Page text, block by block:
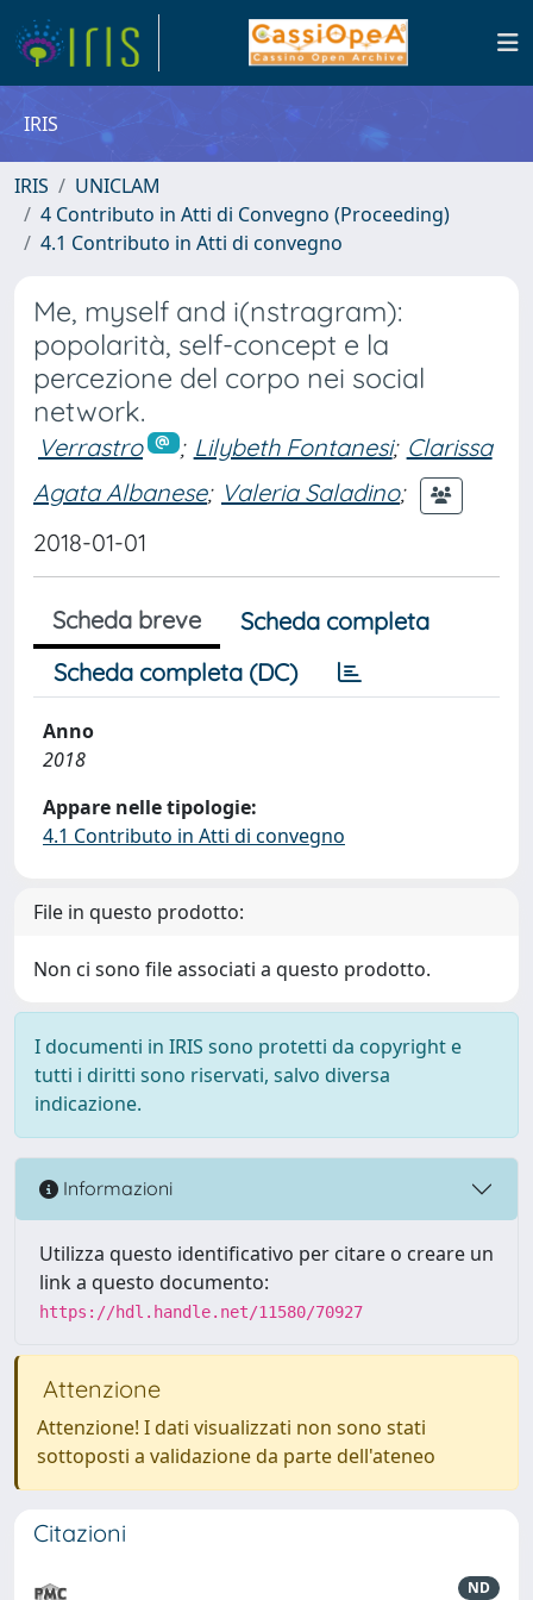
IRIS
IRIS
UNICLAM
4 Contributo in Atti di Convegno (Proceeding)
4.1 Contributo in Atti di convegno
Me, myself and i(nstragram):
popolarità, self-concept e la
percezione del corpo nei social
network.
Verrastro ; Lilybeth Fontanesi; Clarissa
Agata Albanese; Valeria Saladino;
2018-01-01
Scheda breve
Scheda completa
Scheda completa (DC)
Anno
2018
Appare nelle tipologie:
4.1 Contributo in Atti di convegno
File in questo prodotto:
Non ci sono file associati a questo prodotto.
I documenti in IRIS sono protetti da copyright e
tutti i diritti sono riservati, salvo diversa
indicazione.
Informazioni
Utilizza questo identificativo per citare o creare un
link a questo documento:
https://hdl.handle.net/11580/70927
Attenzione
Attenzione! I dati visualizzati non sono stati
sottoposti a validazione da parte dell'ateneo
Citazioni
ND